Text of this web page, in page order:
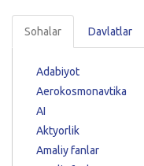
Sohalar Davlatlar
Adabiyot
Aerokosmonavtika
AI
Aktyorlik
Amaliy fanlar